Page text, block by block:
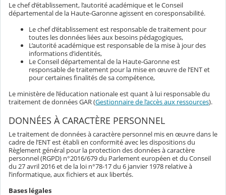
Le chef d’établissement, l’autorité académique et le Conseil
départemental de la Haute-Garonne agissent en coresponsabilité.
Le chef d’établissement est responsable de traitement pour
toutes les données liées aux besoins pédagogiques,
L’autorité académique est responsable de la mise à jour des
informations d’identités,
Le Conseil départemental de la Haute-Garonne est
responsable de traitement pour la mise en œuvre de l’ENT et
pour certaines finalités de sa compétence,
Le ministère de l’éducation nationale est quant à lui responsable du
traitement de données GAR (Gestionnaire de l’accès aux ressources).
DONNÉES À CARACTÈRE PERSONNEL
Le traitement de données à caractère personnel mis en œuvre dans le
cadre de l’ENT est établi en conformité avec les dispositions du
Règlement général pour la protection des données à caractère
personnel (RGPD) n°2016/679 du Parlement européen et du Conseil
du 27 avril 2016 et de la loi n°78-17 du 6 janvier 1978 relative à
l’informatique, aux fichiers et aux libertés.
Bases légales